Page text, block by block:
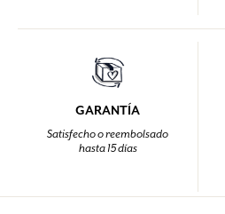
GARANTÍA
Satisfecho o reembolsado
hasta 15 días